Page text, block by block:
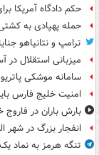
حکم دادگاه آمریکا
حمله پهپادی به
ترامپ و نتانیاهو
میزبانی استقلال در
سامانه موشکی
امنیت خلیج فارس
بارش باران در
انفجار بزرگ در شهر
تنگه هرمز به نماد